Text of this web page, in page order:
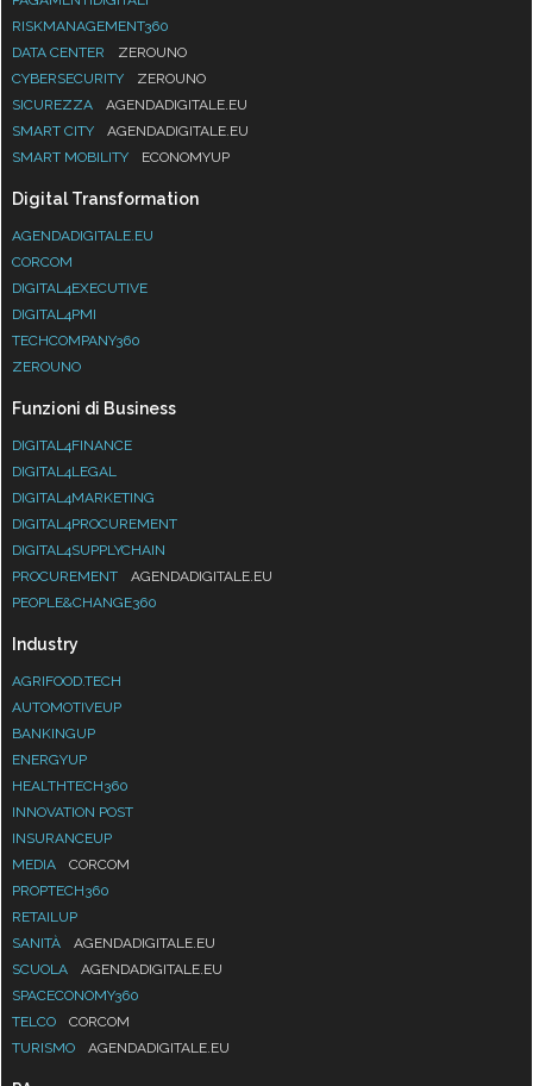
RISKMANAGEMENT360
DATA CENTER
ZEROUNO
CYBERSECURITY
ZEROUNO
SICUREZZA
AGENDADIGITALE.EU
SMART CITY
AGENDADIGITALE.EU
SMART MOBILITY
ECONOMYUP
Digital Transformation
AGENDADIGITALE.EU
CORCOM
DIGITAL4EXECUTIVE
DIGITAL4PMI
TECHCOMPANY360
ZEROUNO
Funzioni di Business
DIGITAL4FINANCE
DIGITAL4LEGAL
DIGITAL4MARKETING
DIGITAL4PROCUREMENT
DIGITAL4SUPPLYCHAIN
PROCUREMENT
AGENDADIGITALE.EU
PEOPLE&CHANGE360
Industry
AGRIFOOD.TECH
AUTOMOTIVEUP
BANKINGUP
ENERGYUP
HEALTHTECH360
INNOVATION POST
INSURANCEUP
MEDIA
CORCOM
PROPTECH360
RETAILUP
SANITÀ
AGENDADIGITALE.EU
SCUOLA
AGENDADIGITALE.EU
SPACECONOMY360
TELCO
CORCOM
TURISMO
AGENDADIGITALE.EU